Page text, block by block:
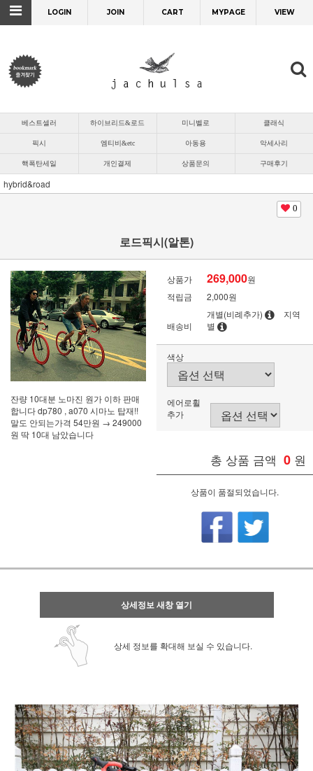
LOGIN JOIN CART MYPAGE VIEW
베스트셀러 하이브리드&로드 미니벨로 클래식
픽시 엠티비&etc 아동용 악세사리
핵폭탄세일 개인결제 상품문의 구매후기
hybrid&road
0
로드픽시(알톤)
잔량 10대분 노마진 원가 이하 판매
합니다 dp780 , a070 시마노 탑재!!
말도 안되는가격 54만원 → 249000
원 딱 10대 남았습니다
상품가 269,000원
적립금
2,000원
배송비
개별(비례추가)
지역
별
색상
에어로휠
추가
총 상품 금액 0 원
상품이 품절되었습니다.
상세정보 새창 열기
상세 정보를 확대해 보실 수 있습니다.